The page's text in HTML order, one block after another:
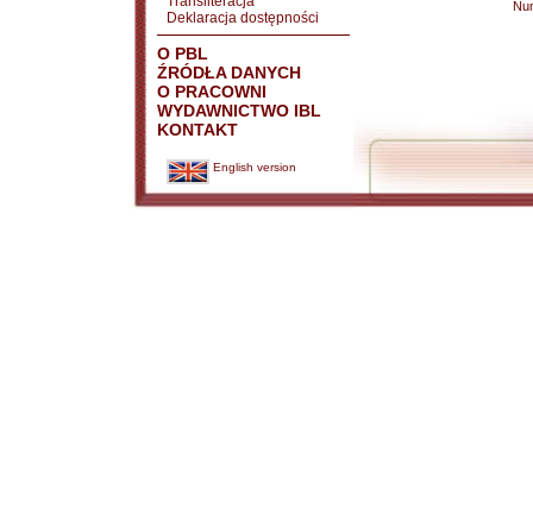
Deklaracja dostępności
O PBL
ŹRÓDŁA DANYCH
O PRACOWNI
WYDAWNICTWO IBL
KONTAKT
English version